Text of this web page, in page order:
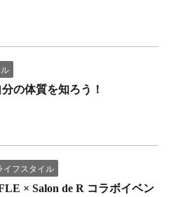
分の体質を知ろう！
イフスタイル
× Salon de R コラボイベン